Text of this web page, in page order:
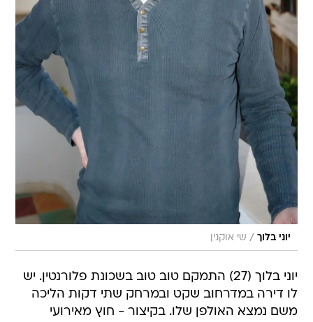
יוני בלוך / שי אוקנין
יוני בלוך (27) התמקם טוב טוב בשכונת פלורנטין. יש
לו דירה במדרחוב שקט ובמרחק שתי דקות הליכה
משם נמצא האולפן שלו. בקיצור - חוץ מאירועי